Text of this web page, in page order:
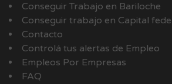
Conseguir Trabajo en Bariloche
Conseguir trabajo en Capital
Contacto
Controlá tus alertas de Empleo
Empleos Por Empresas
FAQ